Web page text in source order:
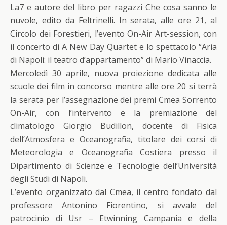
La7 e autore del libro per ragazzi Che cosa sanno le
nuvole, edito da Feltrinelli. In serata, alle ore 21, al
Circolo dei Forestieri, l’evento On-Air Art-session, con
il concerto di A New Day Quartet e lo spettacolo “Aria
di Napoli: il teatro d’appartamento” di Mario Vinaccia.
Mercoledì 30 aprile, nuova proiezione dedicata alle
scuole dei film in concorso mentre alle ore 20 si terrà
la serata per l’assegnazione dei premi Cmea Sorrento
On-Air, con l’intervento e la premiazione del
climatologo Giorgio Budillon, docente di Fisica
dell’Atmosfera e Oceanografia, titolare dei corsi di
Meteorologia e Oceanografia Costiera presso il
Dipartimento di Scienze e Tecnologie dell’Università
degli Studi di Napoli.
L’evento organizzato dal Cmea, il centro fondato dal
professore Antonino Fiorentino, si avvale del
patrocinio di Usr – Etwinning Campania e della